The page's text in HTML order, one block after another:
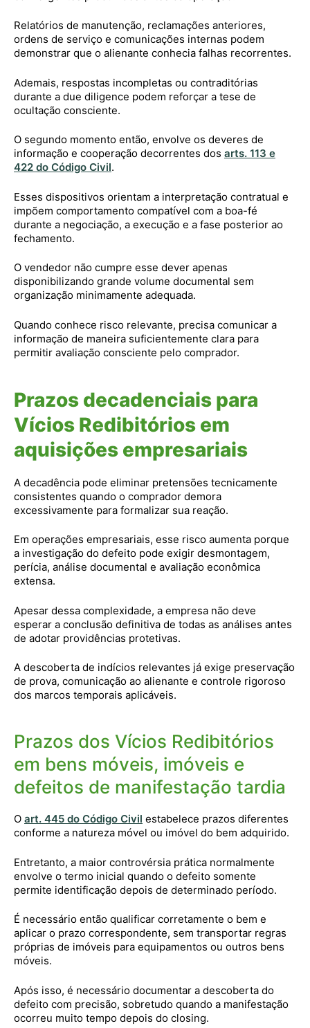
Relatórios de manutenção, reclamações anteriores,
ordens de serviço e comunicações internas podem
demonstrar que o alienante conhecia falhas recorrentes.
Ademais, respostas incompletas ou contraditórias
durante a due diligence podem reforçar a tese de
ocultação consciente.
O segundo momento então, envolve os deveres de
informação e cooperação decorrentes dos arts. 113 e
422 do Código Civil.
Esses dispositivos orientam a interpretação contratual e
impõem comportamento compatível com a boa-fé
durante a negociação, a execução e a fase posterior ao
fechamento.
O vendedor não cumpre esse dever apenas
disponibilizando grande volume documental sem
organização minimamente adequada.
Quando conhece risco relevante, precisa comunicar a
informação de maneira suficientemente clara para
permitir avaliação consciente pelo comprador.
Prazos decadenciais para
Vícios Redibitórios em
aquisições empresariais
A decadência pode eliminar pretensões tecnicamente
consistentes quando o comprador demora
excessivamente para formalizar sua reação.
Em operações empresariais, esse risco aumenta porque
a investigação do defeito pode exigir desmontagem,
perícia, análise documental e avaliação econômica
extensa.
Apesar dessa complexidade, a empresa não deve
esperar a conclusão definitiva de todas as análises antes
de adotar providências protetivas.
A descoberta de indícios relevantes já exige preservação
de prova, comunicação ao alienante e controle rigoroso
dos marcos temporais aplicáveis.
Prazos dos Vícios Redibitórios
em bens móveis, imóveis e
defeitos de manifestação tardia
O art. 445 do Código Civil estabelece prazos diferentes
conforme a natureza móvel ou imóvel do bem adquirido.
Entretanto, a maior controvérsia prática normalmente
envolve o termo inicial quando o defeito somente
permite identificação depois de determinado período.
É necessário então qualificar corretamente o bem e
aplicar o prazo correspondente, sem transportar regras
próprias de imóveis para equipamentos ou outros bens
móveis.
Após isso, é necessário documentar a descoberta do
defeito com precisão, sobretudo quando a manifestação
ocorreu muito tempo depois do closing.